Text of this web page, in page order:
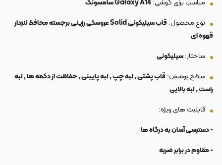
مناسب برای گوشی:Galaxy A14 سامسونگ
نوع محصول:
قاب سیلیکونی Solid عروسکی رزینی برجسته محافظ لنزدار
قهوه ای
ساختار:سیلیکونی
سطح پوشش: قاب پشتی , لبه چپ , لبه پایینی , حفاظت از دکمه ها , لبه
راست , لبه بالایی
قابلیت های ویژه:
- دسترسی آسان به درگاه ها
- مقاوم در برابر ضربه